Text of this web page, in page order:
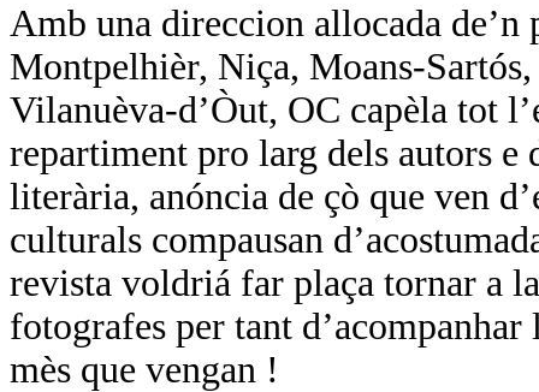
Amb una direccion allocada
Montpelhièr, Niça, Moans-
Vilanuèva-d’Òut, OC capèla tot
repartiment pro larg dels autors e
literària, anóncia de çò que ven
culturals compausan
revista voldriá far plaça tornar a
fotografes per tant
mès que vengan !